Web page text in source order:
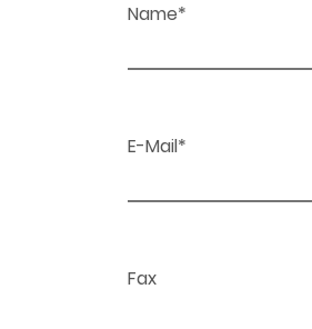
Name*
E-Mail*
Fax